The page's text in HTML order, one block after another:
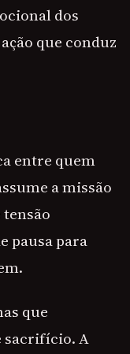
dos
que conduz
entre quem
a missão
tensão
pausa para
que
sacrifício. A